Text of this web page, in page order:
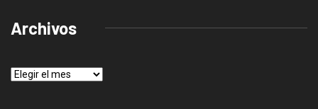
Archivos
Archivos